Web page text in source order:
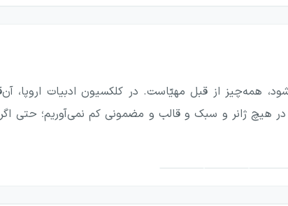
عمر بی‌معنا می‌شوند، پزشکان و خانه‌های سالمندان
را از دست می‌دهند. حتی در این وضعیت، برای تدفین
که از ارتباط خود با مرگ درآمد دارند، ناچار می‌شوند
را تغییر می‌دهد. وقتی پایان زندگی به تعویق
همه‌چیز از قبل مهیّاست. در کلکسیون ادبیات اروپا،
هیچ ژانر و سبک و قالب و مضمونی کم نمی‌آوریم؛ حتی